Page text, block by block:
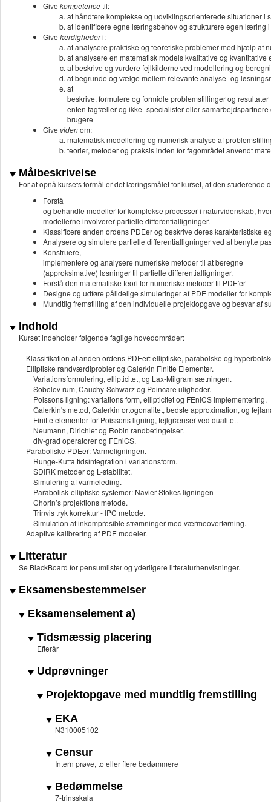
Give kompetencetil:
at håndtere komplekse og udviklingsorienterede situationer
at identificere egne læringsbehov og strukturere egen læring
Give færdighederi:
at analysere praktiske og teoretiske problemer med hjælp af
at analysere en matematisk models kvalitative og kvantitative
at beskrive og vurdere fejlkilderne ved modellering og
at begrunde og vælge mellem relevante analyse- og
at
beskrive, formulere og formidle problemstillinger og resultater
enten fagfæller og ikke- specialister eller samarbejdspartnere
brugere
Give videnom:
matematisk modellering og numerisk analyse af
teorier, metoder og praksis inden for fagområdet anvendt
Målbeskrivelse
For at opnå kursets formål er det læringsmålet for kurset, at den studerende
Forstå
og behandle modeller for komplekse processer i naturvidenskab,
modellerne involverer partielle differentialligninger.
Klassificere anden ordens PDEer og beskrive deres karakteristiske
Analysere og simulere partielle differentialligninger ved at benytte
Konstruere,
implementere og analysere numeriske metoder til at beregne
(approksimative) løsninger til partielle differentialligninger.
Forstå den matematiske teori for numeriske metoder til PDE'er
Designe og udføre pålidelige simuleringer af PDE modeller for
Mundtlig fremstilling af den individuelle projektopgave og besvar af
Indhold
Kurset indeholder følgende faglige hovedområder:
Klassifikation af anden ordens PDEer: elliptiske, parabolske og
Elliptiske randværdiprobler og Galerkin Finitte Elementer.
Variationsformulering, ellipticitet, og Lax-Milgram sætningen.
Sobolev rum, Cauchy-Schwarz og Poincare uligheder.
Poissons ligning: variations form, ellipticitet og FEniCS implementering.
Galerkin's metod, Galerkin ortogonalitet, bedste approximation, og
Finitte elementer for Poissons ligning, fejlgrænser ved dualitet.
Neumann, Dirichlet og Robin randbetingelser.
div-grad operatorer og FEniCS.
Paraboliske PDEer: Varmeligningen.
Runge-Kutta tidsintegration i variationsform.
SDIRK metoder og L-stabilitet.
Simulering af varmeleding.
Parabolisk-elliptiske systemer: Navier-Stokes ligningen
Chorin’s projektions metode.
Trinvis tryk korrektur - IPC metode.
Simulation af inkompresible strømninger med værmeoverførning.
Adaptive kalibrering af PDE modeler.
Litteratur
Se BlackBoard for pensumlister og yderligere litteraturhenvisninger.
Eksamensbestemmelser
Eksamenselement a)
Tidsmæssig placering
Efterår
Udprøvninger
Projektopgave med mundtlig fremstilling
EKA
N310005102
Censur
Intern prøve, to eller flere bedømmere
Bedømmelse
7-trinsskala